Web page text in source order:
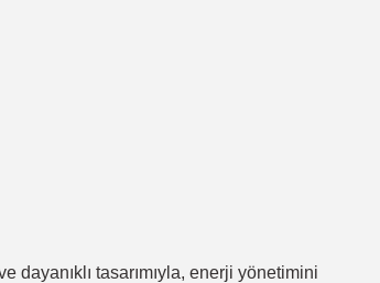
tasarımıyla, enerji yönetimini